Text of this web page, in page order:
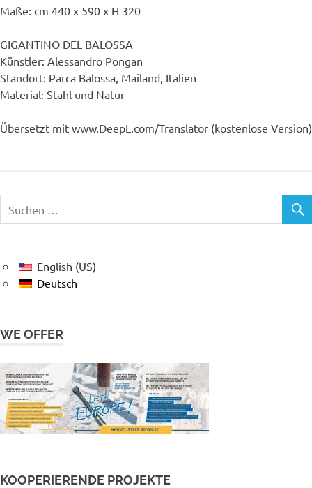
Maße: cm 440 x 590 x H 320
GIGANTINO DEL BALOSSA
Künstler: Alessandro Pongan
Standort: Parca Balossa, Mailand, Italien
Material: Stahl und Natur
Übersetzt mit www.DeepL.com/Translator (kostenlose Version)
English (US)
Deutsch
WE OFFER
KOOPERIERENDE PROJEKTE